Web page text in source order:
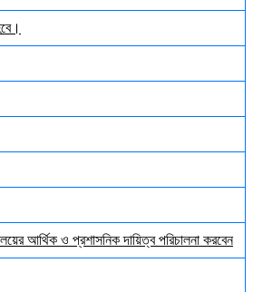
আর্থিক ও প্রশাসনিক দায়িত্ব পরিচালনা করবেন